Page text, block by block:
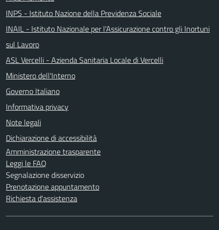
INPS - Istituto Nazione della Previdenza Sociale
INAIL - Istituto Nazionale per l'Assicurazione contro gli Inortuni
sul Lavoro
ASL Vercelli - Azienda Sanitaria Locale di Vercelli
Ministero dell'Interno
Governo Italiano
Informativa privacy
Note legali
Dichiarazione di accessibilità
Amministrazione trasparente
Leggi le FAQ
Segnalazione disservizio
Prenotazione appuntamento
Richiesta d'assistenza